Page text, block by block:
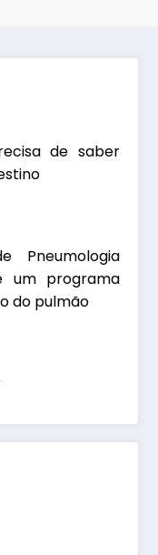
de saber
Pneumologia
um programa
do pulmão